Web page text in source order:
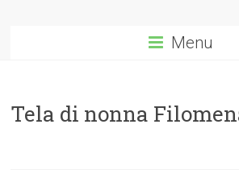
Menu
Tela di nonna